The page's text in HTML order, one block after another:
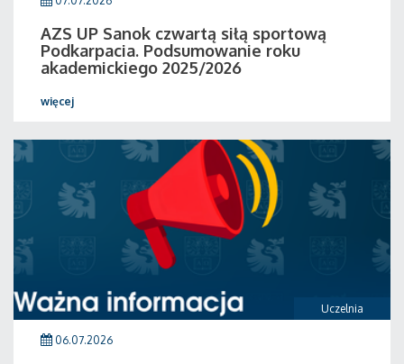
AZS UP Sanok czwartą siłą sportową
Podkarpacia. Podsumowanie roku
akademickiego 2025/2026
więcej
Uczelnia
06.07.2026